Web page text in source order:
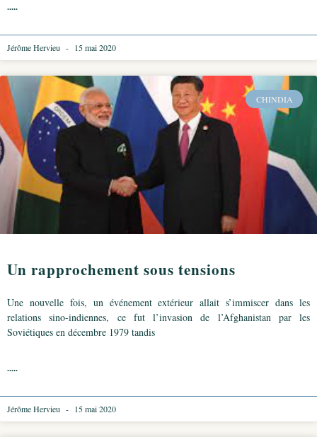
.....
Jérôme Hervieu 15 mai 2020
CHINDIA
Un rapprochement sous tensions
Une nouvelle fois, un événement extérieur allait s’immiscer dans les
relations sino-indiennes, ce fut l’invasion de l’Afghanistan par les
Soviétiques en décembre 1979 tandis
.....
Jérôme Hervieu 15 mai 2020